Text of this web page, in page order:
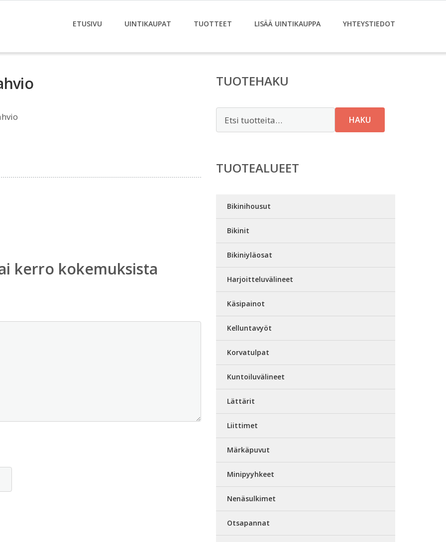
ETUSIVU UINTIKAUPAT TUOTTEET LISÄÄ UINTIKAUPPA YHTEYSTIEDOT
kerro kokemuksista
TUOTEHAKU
HAKU
TUOTEALUEET
Bikinihousut
Bikinit
Bikiniyläosat
Harjoitteluvälineet
Käsipainot
Kelluntavyöt
Korvatulpat
Kuntoiluvälineet
Lättärit
Liittimet
Märkäpuvut
Minipyyhkeet
Nenäsulkimet
Otsapannat